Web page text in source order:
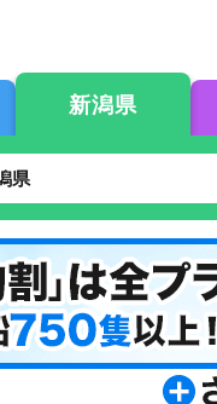
新潟県
県